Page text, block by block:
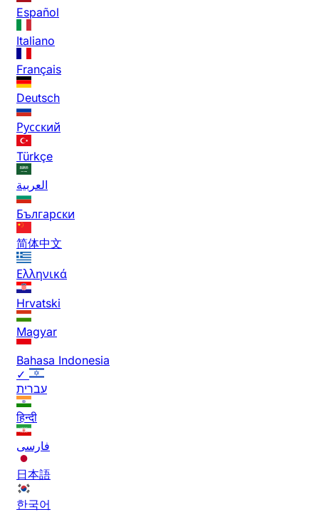
Español
Italiano
Français
Deutsch
Русский
Türkçe
العربية
Български
简体中文
Ελληνικά
Hrvatski
Magyar
Bahasa Indonesia
✓
עברית
हिन्दी
فارسی
日本語
한국어